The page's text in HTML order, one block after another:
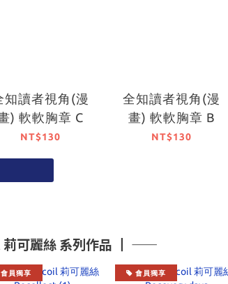
知讀者視角(漫
) 軟軟胸章 C
NT$130
全知讀者視角(漫
畫) 軟軟胸章 B
NT$130
可麗絲 系列作品 ┃ ――
會員獨享 會員獨享